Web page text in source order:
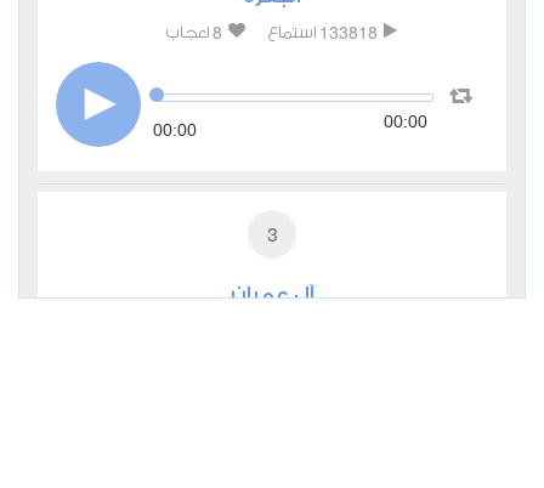
133818 استماع 8 اعجاب
00:00 00:00
3
آل عمران